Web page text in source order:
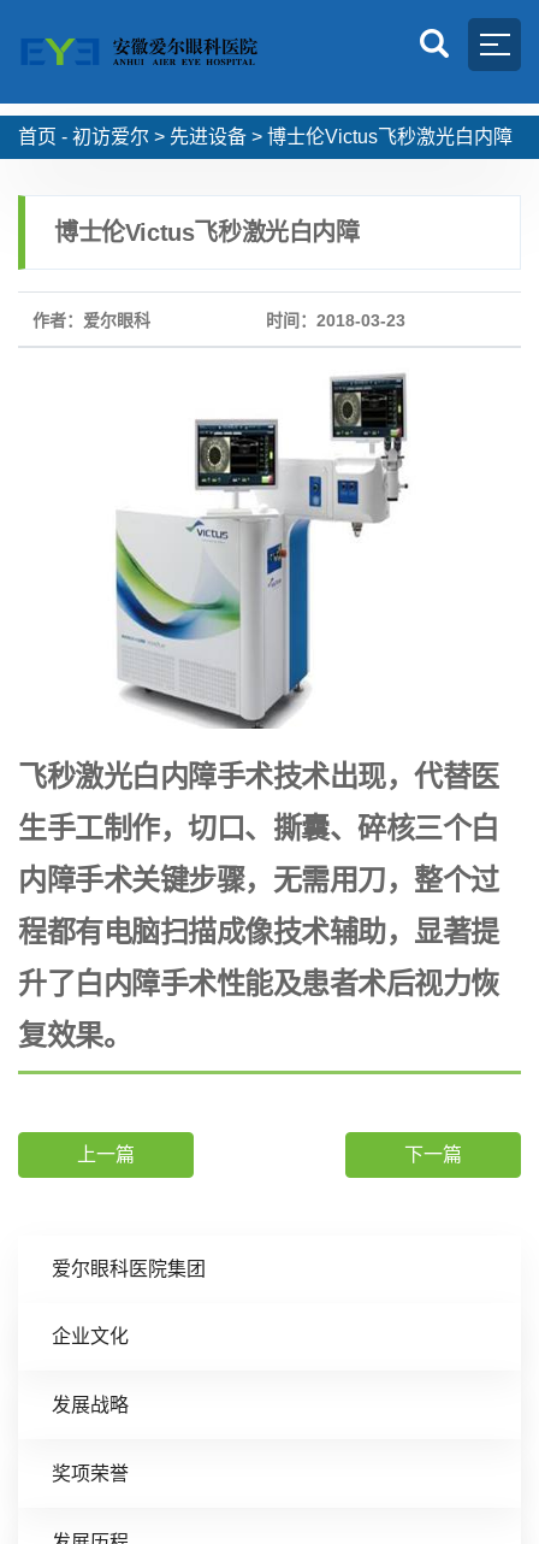
首页 - 初访爱尔 > 先进设备 > 博士伦Victus飞秒激光白内障
爱尔眼科医院集团
企业文化
发展战略
奖项荣誉
博士伦Victus飞秒激光白内障
作者：爱尔眼科 时间：2018-03-23
飞秒激光白内障手术技术出现，代替医
生手工制作，切口、撕囊、碎核三个白
内障手术关键步骤，无需用刀，整个过
程都有电脑扫描成像技术辅助，显著提
升了白内障手术性能及患者术后视力恢
复效果。
上一篇 下一篇